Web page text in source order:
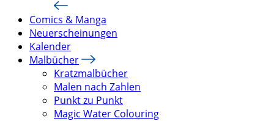
Comics & Manga
Neuerscheinungen
Kalender
Malbücher
Kratzmalbücher
Malen nach Zahlen
Punkt zu Punkt
Magic Water Colouring